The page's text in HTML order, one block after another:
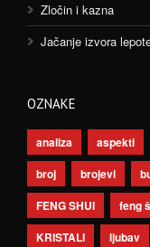
Zločin i kazna
Jačanje izvora
OZNAKE
analiza aspekti
broj
brojevi
FENG SHUI
feng
KRISTALI
ljubav